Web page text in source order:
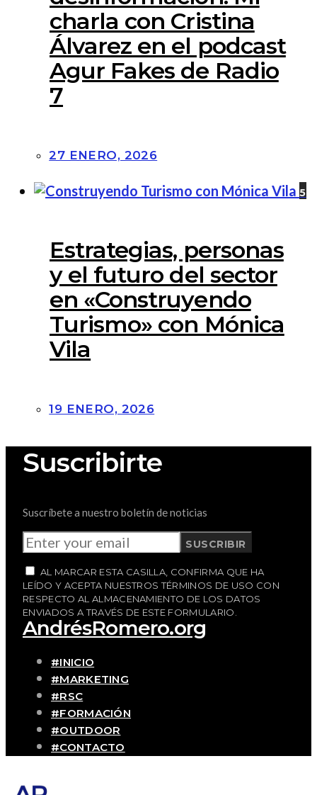
charla con Cristina
Álvarez en el podcast
Agur Fakes de Radio
7
27 ENERO, 2026
5
Estrategias, personas
y el futuro del sector
en «Construyendo
Turismo» con Mónica
Vila
19 ENERO, 2026
Suscribirte
Suscríbete a nuestro boletín de noticias
SUSCRIBIR
AL MARCAR ESTA CASILLA, CONFIRMA QUE HA
LEÍDO Y ACEPTA NUESTROS TÉRMINOS DE USO CON
RESPECTO AL ALMACENAMIENTO DE LOS DATOS
ENVIADOS A TRAVÉS DE ESTE FORMULARIO.
AndrésRomero.org
#INICIO
#MARKETING
#RSC
#FORMACIÓN
#OUTDOOR
#CONTACTO